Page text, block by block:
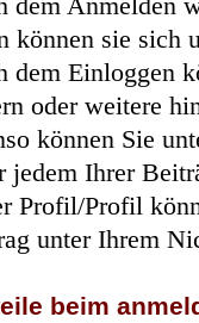
dem Anmelden
können sie sich
dem Einloggen
oder weitere
können Sie
jedem Ihrer
Profil/Profil
unter Ihrem
beim